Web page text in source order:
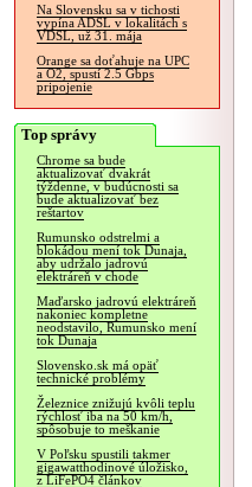
Na Slovensku sa v tichosti
vypína ADSL v lokalitách s
VDSL, už 31. mája
Orange sa doťahuje na UPC
a O2, spustí 2.5 Gbps
pripojenie
Top správy
Chrome sa bude
aktualizovať dvakrát
týždenne, v budúcnosti sa
bude aktualizovať bez
reštartov
Rumunsko odstrelmi a
blokádou mení tok Dunaja,
aby udržalo jadrovú
elektráreň v chode
Maďarsko jadrovú elektráreň
nakoniec kompletne
neodstavilo, Rumunsko mení
tok Dunaja
Slovensko.sk má opäť
technické problémy
Železnice znižujú kvôli teplu
rýchlosť iba na 50 km/h,
spôsobuje to meškanie
V Poľsku spustili takmer
gigawatthodinové úložisko,
z LiFePO4 článkov